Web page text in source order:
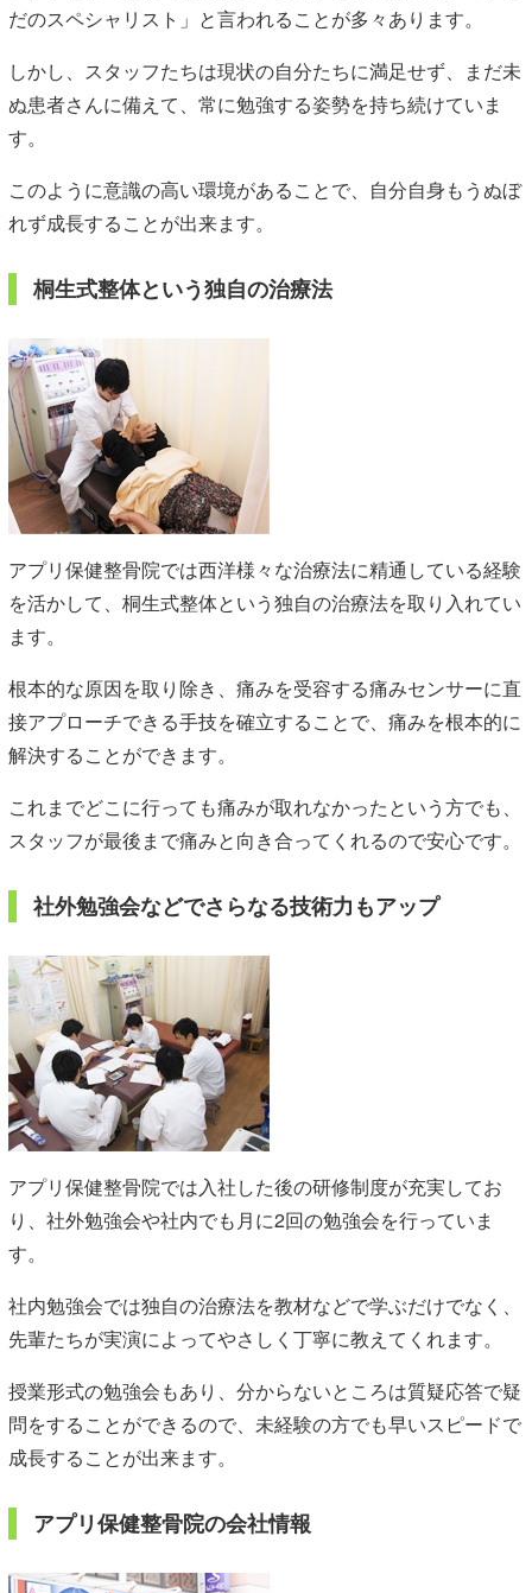
だのスペシャリスト」と言われることが多々あります。
しかし、スタッフたちは現状の自分たちに満足せず、まだ未
ぬ患者さんに備えて、常に勉強する姿勢を持ち続けていま
す。
このように意識の高い環境があることで、自分自身もうぬぼ
れず成長することが出来ます。
桐生式整体という独自の治療法
アプリ保健整骨院では西洋様々な治療法に精通している経験
を活かして、桐生式整体という独自の治療法を取り入れてい
ます。
根本的な原因を取り除き、痛みを受容する痛みセンサーに直
接アプローチできる手技を確立することで、痛みを根本的に
解決することができます。
これまでどこに行っても痛みが取れなかったという方でも、
スタッフが最後まで痛みと向き合ってくれるので安心です。
社外勉強会などでさらなる技術力もアップ
アプリ保健整骨院では入社した後の研修制度が充実してお
り、社外勉強会や社内でも月に2回の勉強会を行っていま
す。
社内勉強会では独自の治療法を教材などで学ぶだけでなく、
先輩たちが実演によってやさしく丁寧に教えてくれます。
授業形式の勉強会もあり、分からないところは質疑応答で疑
問をすることができるので、未経験の方でも早いスピードで
成長することが出来ます。
アプリ保健整骨院の会社情報